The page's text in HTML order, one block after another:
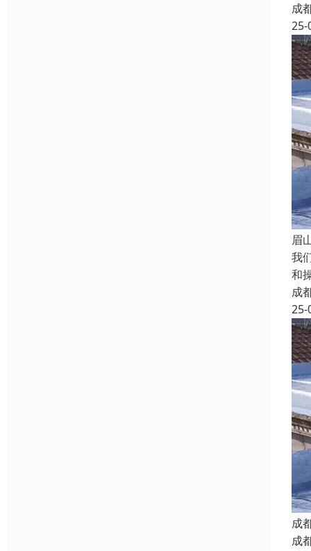
成
25-
眉
我
和
成
25-
成
成